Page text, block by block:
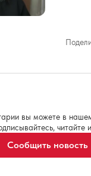
вы можете в
читайте
Сообщить новость